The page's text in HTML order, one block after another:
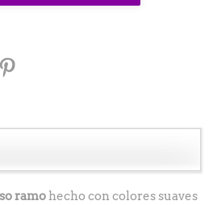
ramohecho con colores suaves